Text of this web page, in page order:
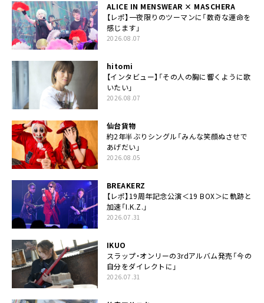
ALICE IN MENSWEAR × MASCHERA
【レポ】一夜限りのツーマンに「数奇な運命を
感じます」
2026.08.07
hitomi
【インタビュー】「その人の胸に響くように歌
いたい」
2026.08.07
仙台貨物
約2年半ぶりシングル「みんな笑顔ぬさせで
あげだい」
2026.08.05
BREAKERZ
【レポ】19周年記念公演＜19 BOX＞に軌跡と
加速「I.K.Z.」
2026.07.31
IKUO
スラップ・オンリーの3rdアルバム発売「今の
自分をダイレクトに」
2026.07.31